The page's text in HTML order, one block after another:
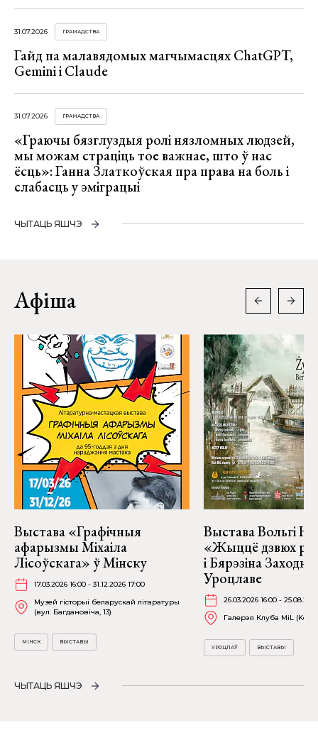
31.07.2026 ГРАМАДСТВА
Гайд па малавядомых магчымасцях ChatGPT,
Gemini і Claude
31.07.2026 ГРАМАДСТВА
«Граючы бязглуздыя ролі нязломных людзей,
мы можам страціць тое важнае, што ў нас
ёсць»: Ганна Златкоўская пра права на боль і
слабасць у эміграцыі
ЧЫТАЦЬ ЯШЧЭ
Афіша
Выстава «Графічныя
афарызмы Міхаіла
Лісоўскага» ў Мінску
17.03.2026 16:00 - 31.12.2026 17:00
Музей гісторыі беларускай літаратуры
(вул. Багдановіча, 13)
МІНСК ВЫСТАВЫ
Выстава Вольгі
«Жыццё дзвюх
і Бярэзіна
Уроцлаве
26.03.2026 16:00 -
Галерэя Клуба MiL
УРОЦЛАЎ ВЫСТАВЫ
ЧЫТАЦЬ ЯШЧЭ